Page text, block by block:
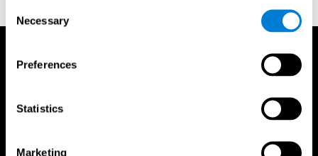
Selection
Necessary
Preferences
Statistics
Marketing